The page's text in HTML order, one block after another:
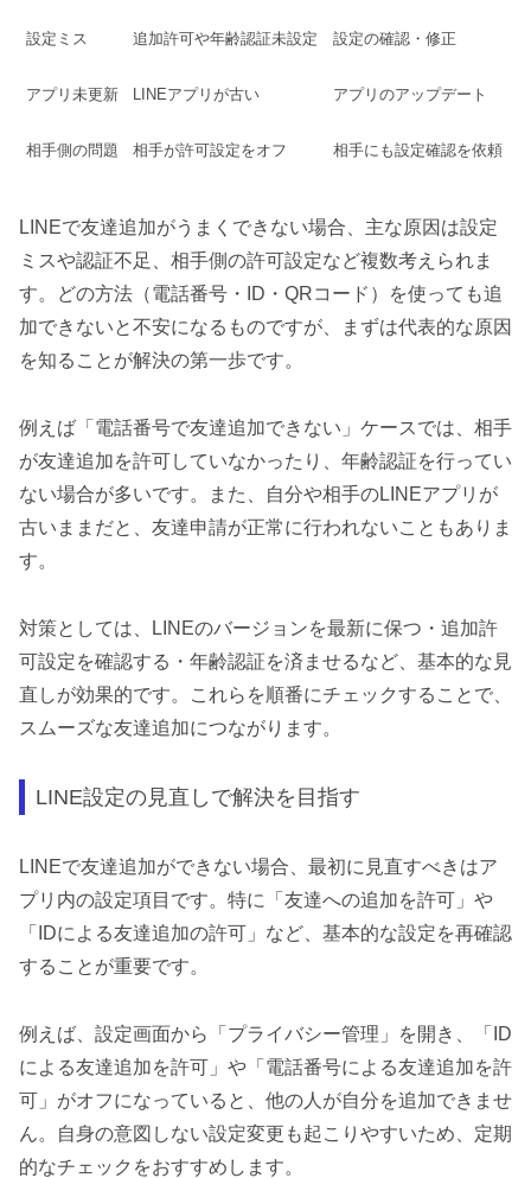
設定ミス 追加許可や年齢認証未設定 設定の確認・修正
アプリ未更新 LINEアプリが古い アプリのアップデート
相手側の問題 相手が許可設定をオフ 相手にも設定確認を依頼
LINEで友達追加がうまくできない場合、主な原因は設定
ミスや認証不足、相手側の許可設定など複数考えられま
す。どの方法（電話番号・ID・QRコード）を使っても追
加できないと不安になるものですが、まずは代表的な原因
を知ることが解決の第一歩です。
例えば「電話番号で友達追加できない」ケースでは、相手
が友達追加を許可していなかったり、年齢認証を行ってい
ない場合が多いです。また、自分や相手のLINEアプリが
古いままだと、友達申請が正常に行われないこともありま
す。
対策としては、LINEのバージョンを最新に保つ・追加許
可設定を確認する・年齢認証を済ませるなど、基本的な見
直しが効果的です。これらを順番にチェックすることで、
スムーズな友達追加につながります。
LINE設定の見直しで解決を目指す
LINEで友達追加ができない場合、最初に見直すべきはア
プリ内の設定項目です。特に「友達への追加を許可」や
「IDによる友達追加の許可」など、基本的な設定を再確認
することが重要です。
例えば、設定画面から「プライバシー管理」を開き、「ID
による友達追加を許可」や「電話番号による友達追加を許
可」がオフになっていると、他の人が自分を追加できませ
ん。自身の意図しない設定変更も起こりやすいため、定期
的なチェックをおすすめします。